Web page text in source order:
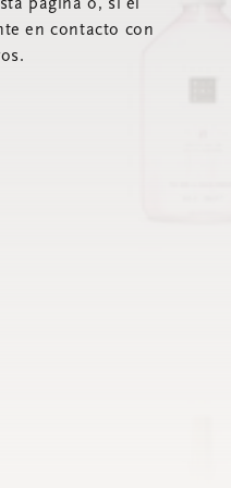
página o, si el
en contacto con